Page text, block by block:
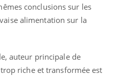
conclusions sur les
alimentation sur la
auteur principale de
riche et transformée est